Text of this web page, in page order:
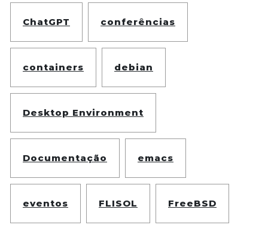
ChatGPT conferências
containers debian
Desktop Environment
Documentação emacs
eventos FLISOL FreeBSD